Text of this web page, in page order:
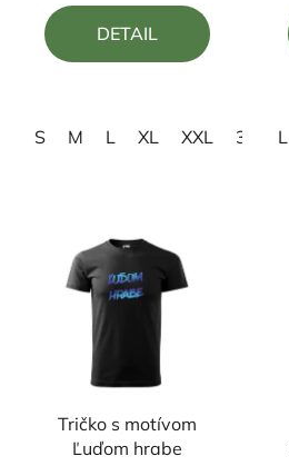
4,0
z
DETAIL
S M L XL XXL 3XL L
Tričko s motívom
Ľuďom hrabe